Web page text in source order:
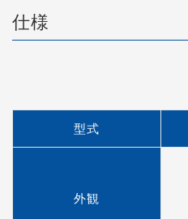
仕様
型式
外観